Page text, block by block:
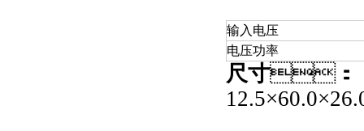
输入电压
电压功率
尺寸：
12.5×60.0×